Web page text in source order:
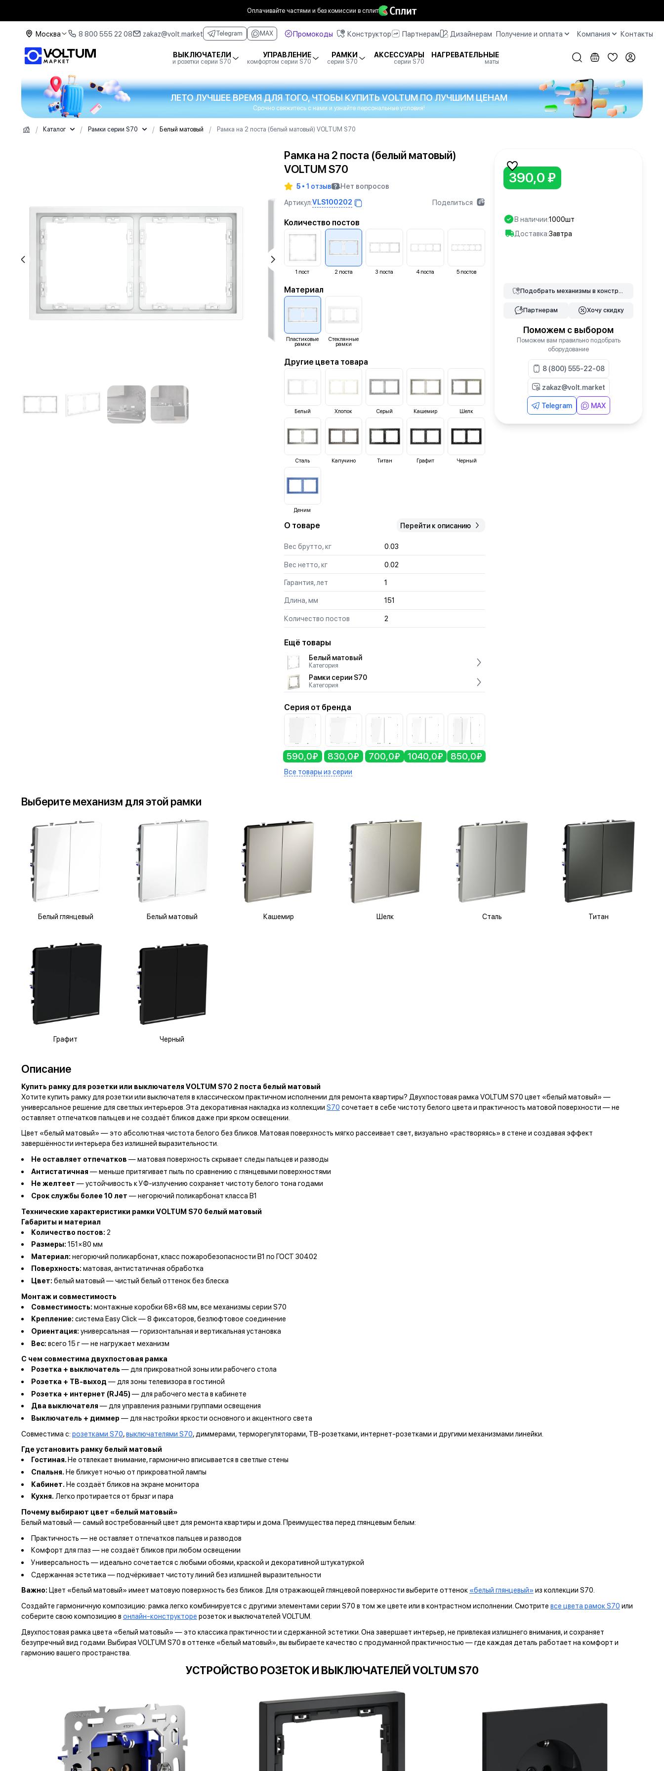
Оплачивайте частями и без комиссии в сплит
Москва 8 800 555 22 08 zakaz@volt.market Telegram MAX Промокоды Конструктор Партнерам Дизайнерам Получение и оплата Компания Контакты
ВЫКЛЮЧАТЕЛИ
и розетки серии S70
УПРАВЛЕНИЕ
комфортом серии S70
РАМКИ
серии S70
АКСЕССУАРЫ
серии S70
НАГРЕВАТЕЛЬНЫЕ
маты
ЛЕТО ЛУЧШЕЕ ВРЕМЯ ДЛЯ ТОГО, ЧТОБЫ КУПИТЬ VOLTUM ПО ЛУЧШИМ ЦЕНАМ
Срочно свяжитесь с нами и узнайте персональные условия!
/ Каталог / Рамки серии S70 / Белый матовый / Рамка на 2 поста (белый матовый) VOLTUM S70
Рамка на 2 поста (белый матовый)
VOLTUM S70
5 1 отзыв
Нет вопросов
Артикул:VLS100202 Поделиться
Количество постов
1 пост 2 поста 3 поста 4 поста 5 постов
Материал
Пластиковые
рамки
Стеклянные
рамки
Другие цвета товара
Белый Хлопок Серый Кашемир Шелк
Сталь Капучино Титан Графит Черный
Деним
О товаре Перейти к описанию
Вес брутто, кг 0.03
Вес нетто, кг 0.02
Гарантия, лет 1
Длина, мм 151
Количество постов 2
Ещё товары
Белый матовый
Категория
Рамки серии S70
Категория
Серия от бренда
590,0₽ 830,0₽ 700,0₽ 1040,0₽ 850,0₽
Все товары из серии
390,0 ₽
В наличии:1000шт
Доставка:Завтра
Подобрать механизмы в конструкторе
Партнерам Хочу скидку
Поможем с выбором
Поможем вам правильно подобрать
оборудование
8 (800) 555-22-08
zakaz@volt.market
Telegram MAX
Выберитемеханизм дляэтой рамки
Белый глянцевый Белый матовый Кашемир Шелк Сталь Титан
Графит Черный
Описание
Купить рамку для розетки или выключателя VOLTUM S70 2 поста белый матовый
Хотите купить рамку для розетки или выключателя в классическом практичном исполнении для ремонта квартиры? Двухпостовая рамка VOLTUM S70 цвет «белый матовый» —
универсальное решение для светлых интерьеров. Эта декоративная накладка из коллекции S70 сочетает в себе чистоту белого цвета и практичность матовой поверхности — не
оставляет отпечатков пальцев и не создаёт бликов даже при ярком освещении.
Цвет «белый матовый» — это абсолютная чистота белого без бликов. Матовая поверхность мягко рассеивает свет, визуально «растворяясь» в стене и создавая эффект
завершённости интерьера без излишней выразительности.
Не оставляет отпечатков — матовая поверхность скрывает следы пальцев и разводы
Антистатичная — меньше притягивает пыль по сравнению с глянцевыми поверхностями
Не желтеет — устойчивость к УФ-излучению сохраняет чистоту белого тона годами
Срок службы более 10 лет — негорючий поликарбонат класса В1
Технические характеристики рамки VOLTUM S70 белый матовый
Габариты и материал
Количество постов: 2
Размеры: 151×80 мм
Материал: негорючий поликарбонат, класс пожаробезопасности В1 по ГОСТ 30402
Поверхность: матовая, антистатичная обработка
Цвет: белый матовый — чистый белый оттенок без блеска
Монтаж и совместимость
Совместимость: монтажные коробки 68×68 мм, все механизмы серии S70
Крепление: система Easy Click — 8 фиксаторов, безлюфтовое соединение
Ориентация: универсальная — горизонтальная и вертикальная установка
Вес: всего 15 г — не нагружает механизм
С чем совместима двухпостовая рамка
Розетка + выключатель — для прикроватной зоны или рабочего стола
Розетка + ТВ-выход — для зоны телевизора в гостиной
Розетка + интернет (RJ45) — для рабочего места в кабинете
Два выключателя — для управления разными группами освещения
Выключатель + диммер — для настройки яркости основного и акцентного света
Совместима с: розетками S70,выключателями S70, диммерами, терморегуляторами, ТВ-розетками, интернет-розетками и другими механизмами линейки.
Где установить рамку белый матовый
Гостиная.Не отвлекает внимание, гармонично вписывается в светлые стены
Спальня.Не бликует ночью от прикроватной лампы
Кабинет.Не создаёт бликов на экране монитора
Кухня. Легко протирается от брызг и пара
Почему выбирают цвет «белый матовый»
Белый матовый — самый востребованный цвет для ремонта квартиры и дома. Преимущества перед глянцевым белым:
Практичность — не оставляет отпечатков пальцев и разводов
Комфорт для глаз — не создаёт бликов при любом освещении
Универсальность — идеально сочетается с любыми обоями, краской и декоративной штукатуркой
Сдержанная эстетика — подчёркивает чистоту линий без излишней выразительности
Важно: Цвет «белый матовый» имеет матовую поверхность без бликов. Для отражающей глянцевой поверхности выберите оттенок «белый глянцевый» из коллекции S70.
Создайте гармоничную композицию: рамка легко комбинируется с другими элементами серии S70 в том же цвете или в контрастном исполнении. Смотрите все цвета рамок S70 или
соберите свою композицию в онлайн-конструкторе розеток и выключателей VOLTUM.
Двухпостовая рамка цвета «белый матовый» — это классика практичности и сдержанной эстетики. Она завершает интерьер, не привлекая излишнего внимания, и сохраняет
безупречный вид годами. Выбирая VOLTUM S70 в оттенке «белый матовый», вы выбираете качество с продуманной практичностью — где каждая деталь работает на комфорт и
гармонию вашего пространства.
УСТРОЙСТВО РОЗЕТОК И ВЫКЛЮЧАТЕЛЕЙ VOLTUM S70